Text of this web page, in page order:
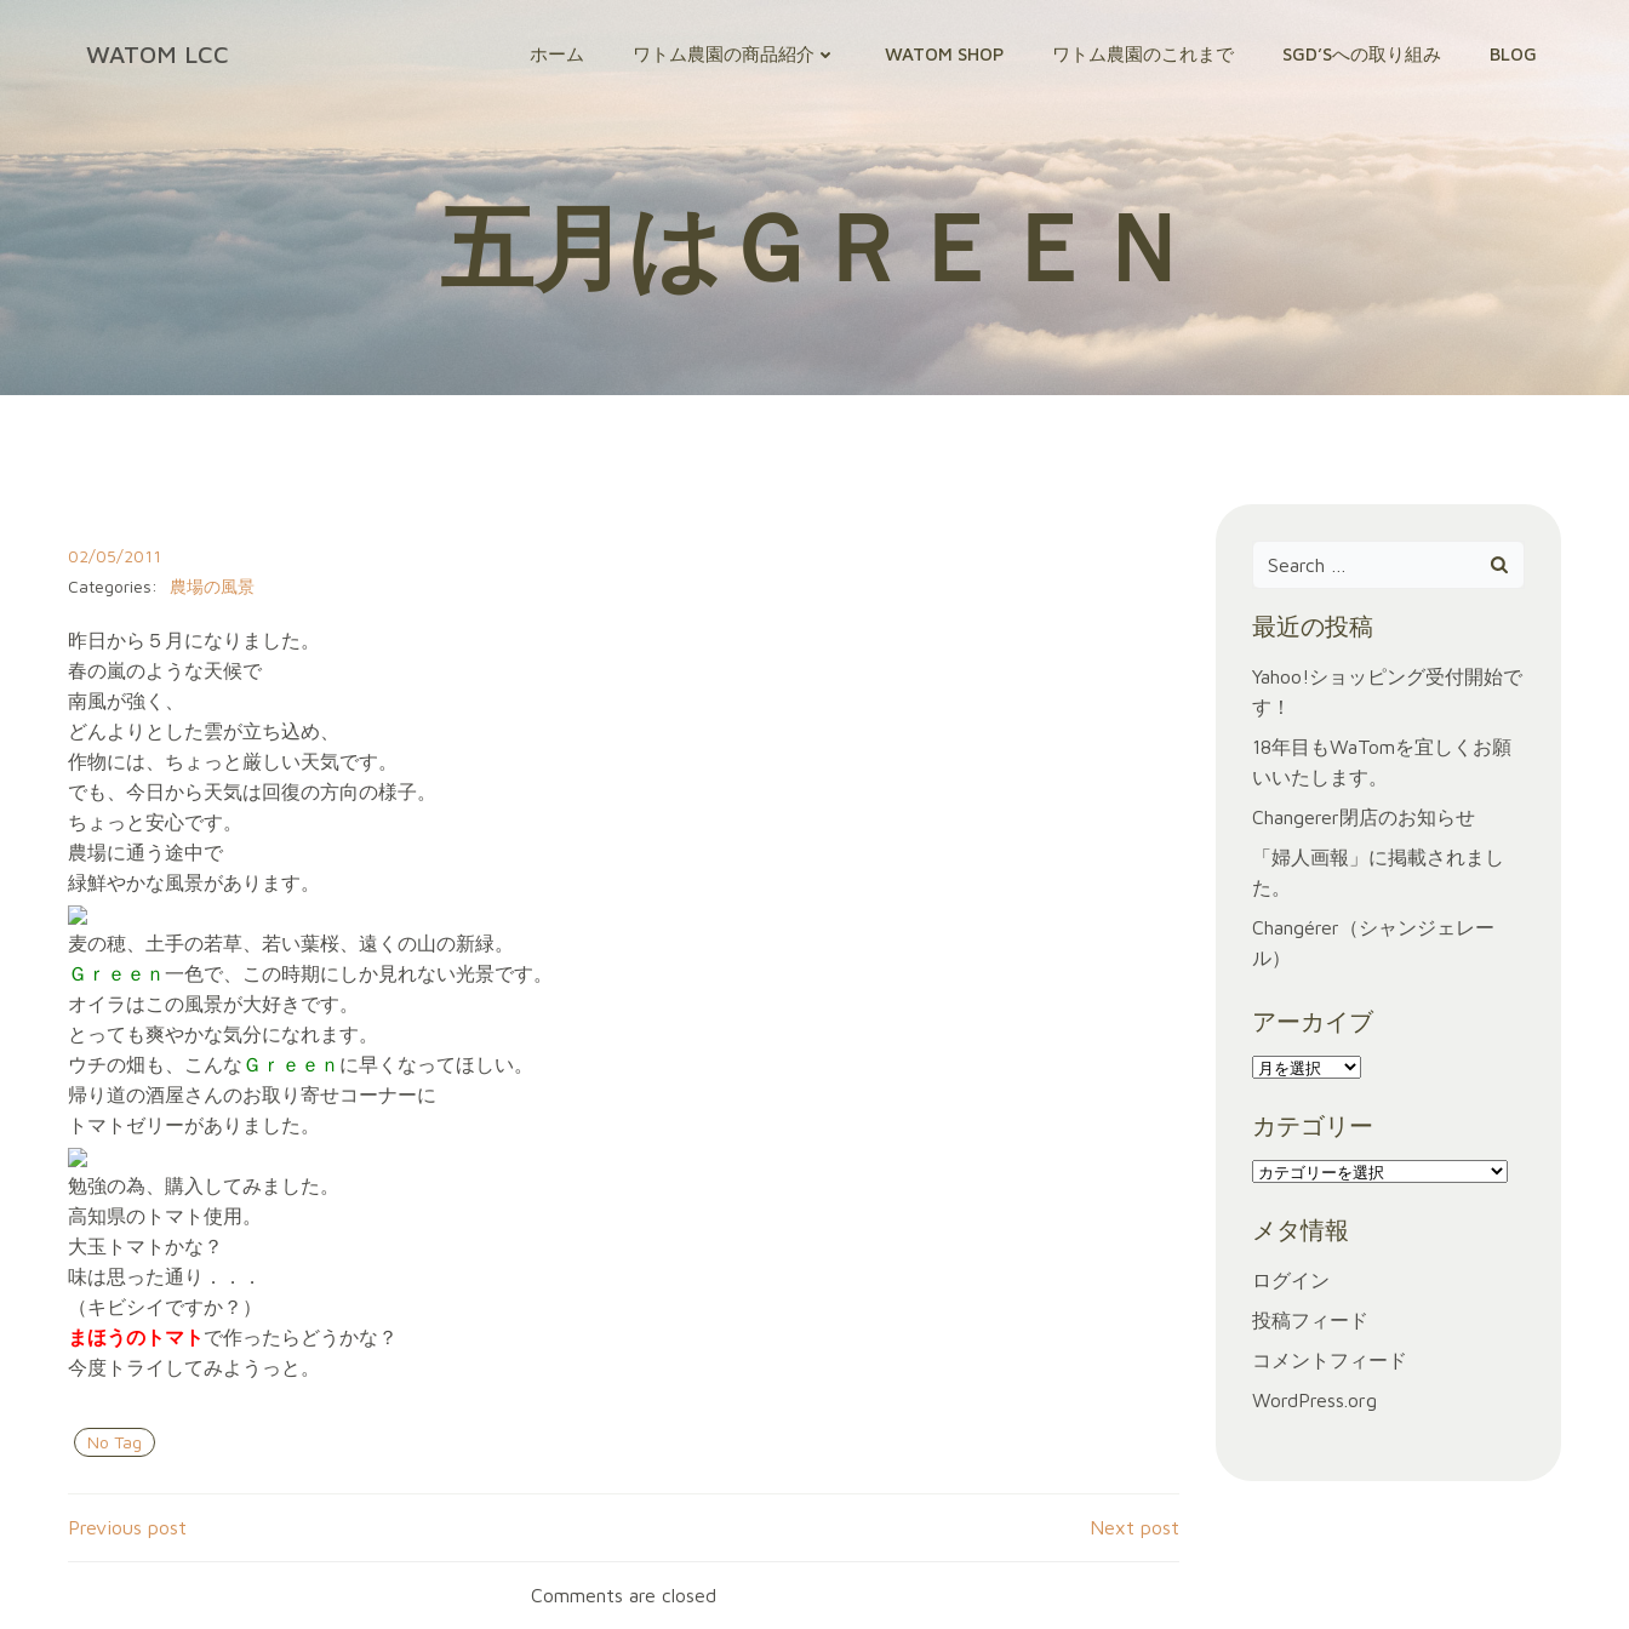
へ
ス
WATOM LCC ホーム ワトム農園の商品紹介 WATOM SHOP ワトム農園のこれまで SGD’Sへの取り組み BLOG
五月はＧＲＥＥＮ
02/05/2011
Categories:
農場の風景
昨日から５月になりました。
春の嵐のような天候で
南風が強く、
どんよりとした雲が立ち込め、
作物には、ちょっと厳しい天気です。
でも、今日から天気は回復の方向の様子。
ちょっと安心です。
農場に通う途中で
緑鮮やかな風景があります。
麦の穂、土手の若草、若い葉桜、遠くの山の新緑。
Ｇｒｅｅｎ 一色で、この時期にしか見れない光景です。
オイラはこの風景が大好きです。
とっても爽やかな気分になれます。
ウチの畑も、こんな Ｇｒｅｅｎ に早くなってほしい。
帰り道の酒屋さんのお取り寄せコーナーに
トマトゼリーがありました。
勉強の為、購入してみました。
高知県のトマト使用。
大玉トマトかな？
味は思った通り．．．
（キビシイですか？）
まほうのトマト で作ったらどうかな？
今度トライしてみようっと。
No Tag
Post
Previous post
navigation
Next post
Comments are closed
Search
最近の投稿
Yahoo!ショッピング受付開始で
す！
18年目もWaTomを宜しくお願
いいたします。
Changerer閉店のお知らせ
「婦人画報」に掲載されまし
た。
Changérer（シャンジェレー
ル）
アーカイブ
ア
カ
イ
ブ
カテゴリー
カ
ゴ
ー
メタ情報
ログイン
投稿フィード
コメントフィード
WordPress.org